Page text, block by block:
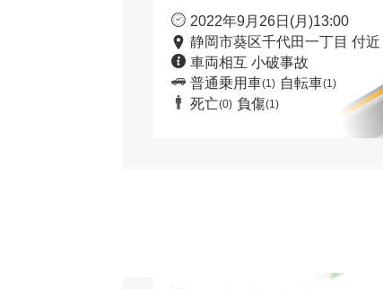
2022年9月26日(月)13:00
静岡市葵区千代田一丁目 付近
車両相互 小破事故
普通乗用車(1) 自転車(1)
死亡(0) 負傷(1)